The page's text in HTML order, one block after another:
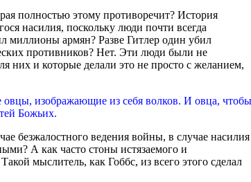
полностью этому противоречит? История
насилия, поскольку люди почти всегда
миллионы армян? Разве Гитлер один убил
противников? Нет. Эти люди были не
них и которые делали это не просто с желанием,
изображающие из себя волков. И овца, чтобы
Божьих.
безжалостного ведения войны, в случае насилия
А как часто стоны истязаемого и
мыслитель, как Гоббс, из всего этого сделал